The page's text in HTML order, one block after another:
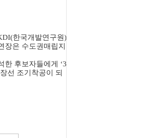
한국개발연구원)
장은 수도권매립지
한 후보자들에게 ‘3
선 조기착공이 되